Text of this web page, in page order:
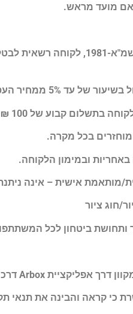
חוג ציור
ותחושת ביטחון לכל
דרך אפליקציית Arbox
קראה והבינה את תנאי